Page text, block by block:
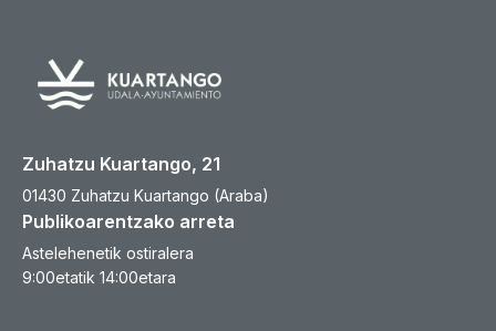
Zuhatzu Kuartango, 21
01430 Zuhatzu Kuartango (Araba)
Publikoarentzako arreta
Astelehenetik ostiralera
9:00etatik 14:00etara